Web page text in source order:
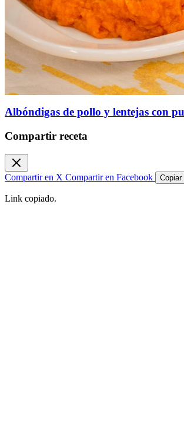
Albóndigas de pollo y lentejas con
Compartir receta
Compartir en X Compartir en Facebook Copiar
Link copiado.